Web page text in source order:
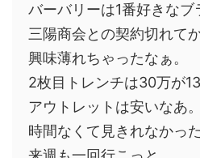
バーバリーは1番好きなブ
三陽商会との契約切れて
興味薄れちゃったなぁ。
2枚目トレンチは30万が
アウトレットは安いなあ。
時間なくて見きれなかっ